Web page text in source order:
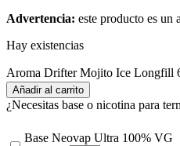
Advertencia: este producto es un
Hay existencias
Aroma Drifter Mojito Ice Longfill
Añadir al carrito
¿Necesitas base o nicotina para
Base Neovap Ultra 100% VG